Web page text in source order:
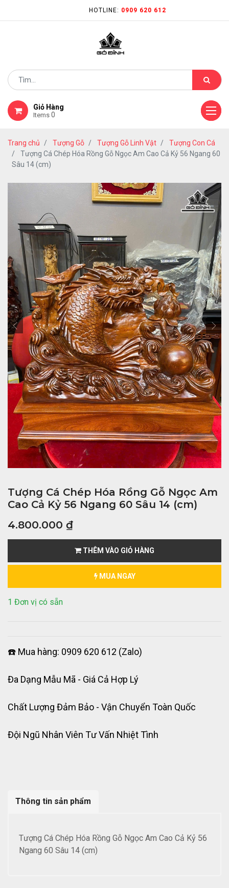
HOTLINE: 0909 620 612
Giỏ Hàng
Items 0
Trang chủ Tượng Gỗ Tượng Gỗ Linh Vật
Tượng Con Cá
Tượng Cá Chép Hóa Rồng Gỗ Ngọc Am Cao Cả Kỷ 56 Ngang 60
Sâu 14 (cm)
Tượng Cá Chép Hóa Rồng Gỗ Ngọc Am
Cao Cả Kỷ 56 Ngang 60 Sâu 14 (cm)
4.800.000 ₫
THÊM VÀO GIỎ HÀNG
MUA NGAY
1 Đơn vị có sẵn
☎️ Mua hàng: 0909 620 612 (Zalo)
Đa Dạng Mẫu Mã - Giá Cả Hợp Lý
Chất Lượng Đảm Bảo - Vận Chuyển Toàn Quốc
Đội Ngũ Nhân Viên Tư Vấn Nhiệt Tình
Thông tin sản phẩm
Tượng Cá Chép Hóa Rồng Gỗ Ngọc Am Cao Cả Kỷ 56
Ngang 60 Sâu 14 (cm)